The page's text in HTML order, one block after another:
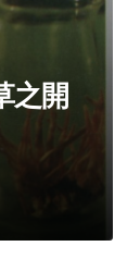
之開